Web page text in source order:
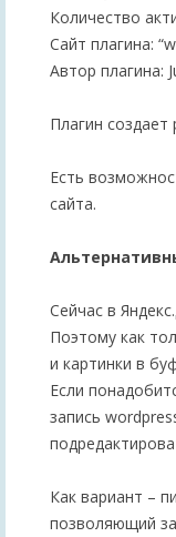
Количество
Сайт плагина:
Автор плагина:
Плагин
Есть
сайта.
Сейчас в
Поэтому как
и картинки в
Если
запись
Как вариант –
позволяющий